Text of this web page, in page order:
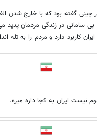
گفته بود که با خارج شدن
بی سامانی در زندگی مردمان پدید
کاربرد دارد و مردم را به تله
نیست ایران به کجا داره میره.